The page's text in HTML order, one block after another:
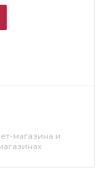
магазина и